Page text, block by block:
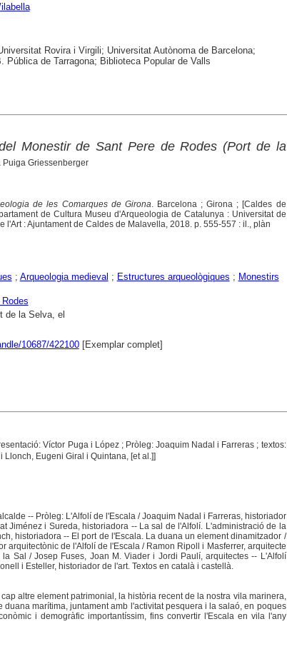
Rovira i Virgili; Universitat Autònoma de Barcelona;
Pública de Tarragona; Biblioteca Popular de Valls
Monestir de Sant Pere de Rodes (Port de la
Puiga Griessenberger
de les Comarques de Girona . Barcelona ; Girona ; [Caldes de
de Cultura Museu d'Arqueologia de Catalunya : Universitat de
l'Art : Ajuntament de Caldes de Malavella, 2018. p. 555-557 : il., plàn
; Arqueologia medieval ; Estructures arqueològiques ; Monestirs
de la Selva, el
10687/422100[Exemplar complet]
Víctor Puga i López ; Pròleg: Joaquim Nadal i Farreras ; textos:
Eugeni Giral i Quintana, [et al.]]
-- Pròleg: L'Alfolí de l'Escala / Joaquim Nadal i Farreras, historiador
Jiménez i Sureda, historiadora -- La sal de l'Alfolí. L'administració de la
historiadora -- El port de l'Escala. La duana un element dinamitzador /
arquitectònic de l'Alfolí de l'Escala / Ramon Ripoll i Masferrer, arquitecte
Sal / Josep Fuses, Joan M. Viader i Jordi Paulí, arquitectes -- L'Alfolí
i Esteller, historiador de l'art. Textos en català i castellà.
altre element patrimonial, la història recent de la nostra vila marinera,
marítima, juntament amb l'activitat pesquera i la salaó, en poques
i demogràfic importantíssim, fins convertir l'Escala en vila l'any